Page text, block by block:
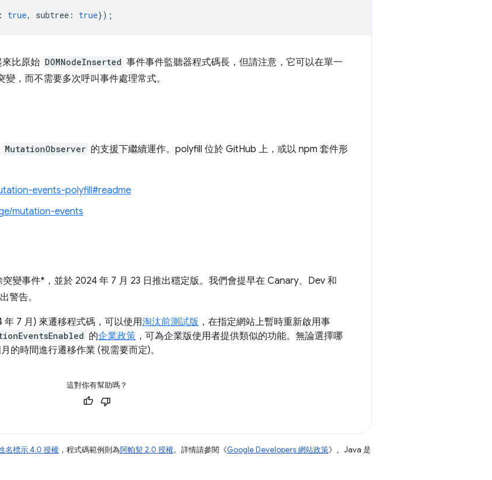
: true, subtree : true});
比原始 DOMNodeInserted 事件事件監聽器程式碼長，但請注意，它可以在單一
，而不需要多次呼叫事件處理常式。
MutationObserver 的支援下繼續運作。polyfill 位於 GitHub 上，或以 npm 套件形
events-polyfill#readme
mutation-events
變事件*，並於 2024 年 7 月 23 日推出穩定版。我們會提早在 Canary、Dev 和
警告。
7 月) 來遷移程式碼，可以使用淘汰前測試版 ，在指定網站上暫時重新啟用事
的企業政策 ，可為企業版使用者提供類似的功能。無論選擇哪
的時間進行遷移作業 (視需要而定)。
這對你有幫助嗎？
名標示 4.0 授權 ，程式碼範例則為阿帕契 2.0 授權。詳情請參閱《Google Developers 網站政策》。Java 是